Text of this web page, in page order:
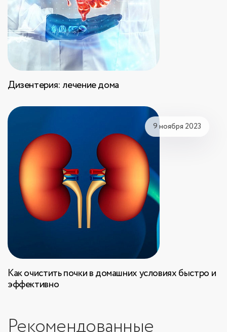
Дизентерия: лечение дома
9 ноября 2023
Как очистить почки в домашних условиях быстро и
эффективно